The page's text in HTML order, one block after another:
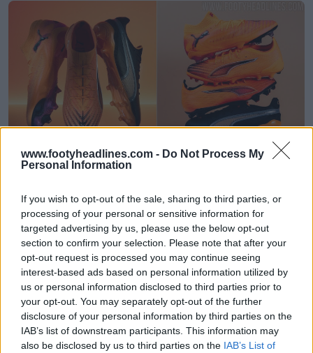
www.footyheadlines.com - Do Not Process My
Personal Information
If you wish to opt-out of the sale, sharing to third parties, or
processing of your personal or sensitive information for
targeted advertising by us, please use the below opt-out
section to confirm your selection. Please note that after your
opt-out request is processed you may continue seeing
interest-based ads based on personal information utilized by
us or personal information disclosed to third parties prior to
your opt-out. You may separately opt-out of the further
disclosure of your personal information by third parties on the
IAB’s list of downstream participants. This information may
also be disclosed by us to third parties on the IAB’s List of
Lancement du pack Puma 25-26 « Hot Pursuit »